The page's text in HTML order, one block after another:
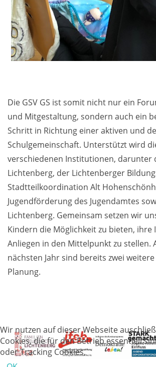
Die GSV GS ist somit nicht nur ein
und Mitgestaltung, sondern auch ein
Schritt in Richtung einer aktiven und
Schulgemeinschaft. Unterstützt wird
verschiedenen Institutionen, darunter
Lichtenberg, der Lichtenberger
Stadtteilkoordination Alt
Jugendförderung des Jugendamtes
Lichtenberg. Gemeinsam setzen wir
Kindern die Möglichkeit zu bieten, ihre
Anliegen in den Mittelpunkt zu stellen.
nächsten Jahr sind bereits zwei
Planung.
Wir nutzen auf dieser Webseite
Cookies, die für den Betrieb essentiell
oder Tracking Cookies,